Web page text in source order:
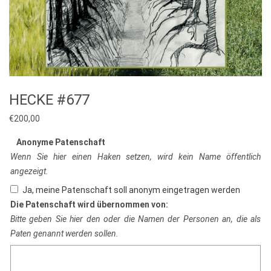
HECKE #677
€200,00
Anonyme Patenschaft
Wenn Sie hier einen Haken setzen, wird kein Name öffentlich
angezeigt.
Ja, meine Patenschaft soll anonym eingetragen werden
Die Patenschaft wird übernommen von:
Bitte geben Sie hier den oder die Namen der Personen an, die als
Paten genannt werden sollen.